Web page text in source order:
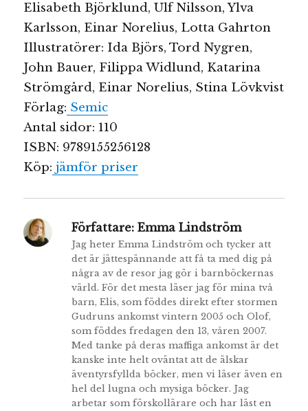
Elisabeth Björklund, Ulf Nilsson, Ylva
Karlsson, Einar Norelius, Lotta Gahrton
Illustratörer: Ida Björs, Tord Nygren,
John Bauer, Filippa Widlund, Katarina
Strömgård, Einar Norelius, Stina Lövkvist
Förlag: Semic
Antal sidor: 110
ISBN: 9789155256128
Köp: jämför priser
Författare: Emma Lindström
Jag heter Emma Lindström och tycker att
det är jättespännande att få ta med dig på
några av de resor jag gör i barnböckernas
värld. För det mesta läser jag för mina två
barn, Elis, som föddes direkt efter stormen
Gudruns ankomst vintern 2005 och Olof,
som föddes fredagen den 13, våren 2007.
Med tanke på deras maffiga ankomst är det
kanske inte helt oväntat att de älskar
äventyrsfyllda böcker, men vi läser även en
hel del lugna och mysiga böcker. Jag
arbetar som förskollärare och har läst en